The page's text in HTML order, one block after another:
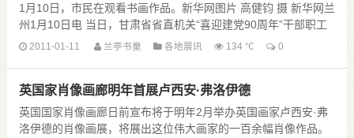
1月10日，市民在观看书画作品。新华网图片 高健钧 摄 新华网兰
州1月10日电 当日，甘肃省省直机关“喜迎建党90周年”干部职工
书画摄影展在兰州甘肃画院开幕，展......
2011-01-11 兰亭书童 各地展讯 134 ℃ 0
英国家肖像画廊明年首展卢西安·弗洛伊德
英国国家肖像画廊日前宣布将于明年2月举办英国画家卢西安·弗
洛伊德的肖像画展，将展出这位伟大画家的一百余幅肖像作品。